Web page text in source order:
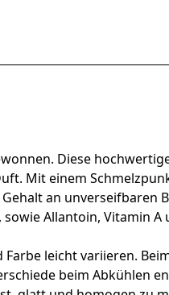
Diese
Mit einem
an unverseifbaren
Allantoin, Vitamin A
leicht variieren.
beim Abkühlen